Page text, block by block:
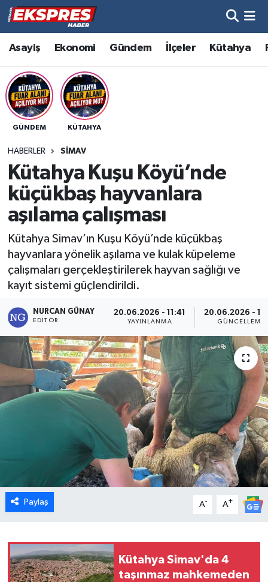
Asayiş Ekonomi Gündem İlçeler Kütahya
GÜNDEM KÜTAHYA
HABERLER SIMAV
Kütahya Kuşu Köyü’nde
küçükbaş hayvanlara
aşılama çalışması
Kütahya Simav’ın Kuşu Köyü’nde küçükbaş
hayvanlara yönelik aşılama ve kulak küpeleme
çalışmaları gerçekleştirilerek hayvan sağlığı ve
kayıt sistemi güçlendirildi.
NURCAN GÜNAY
EDITÖR
20.06.2026 - 11:41
YAYINLANMA
20.06.2026 -
GÜNCELLEME
Paylaş A- A+
Kütahya Simav'da 4
taşınmaz mahkemeden
Altıntaş
Asayiş
Aslanapa
Bölge
Çavdarhisar
Dumlupınar
Dünya
Eğitim
Ekonomi
Emet
Gündem
İlçeler
Hava Durumu
Trafik Durumu
Süper Lig Puan Durumu ve Fikstür
Son Dakika Haberleri
Haber Arşivi